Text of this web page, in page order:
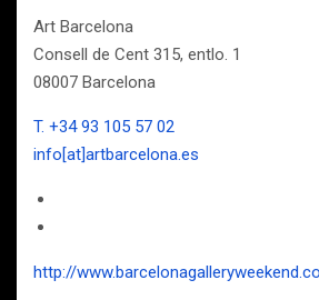
Art Barcelona
Consell de Cent 315, entlo. 1
08007 Barcelona
T. +34 93 105 57 02
info[at]artbarcelona.es
http://